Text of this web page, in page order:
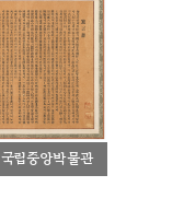
국립중앙박물관